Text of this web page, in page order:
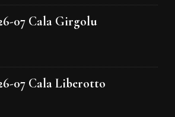
07 Cala Girgolu
07 Cala Liberotto